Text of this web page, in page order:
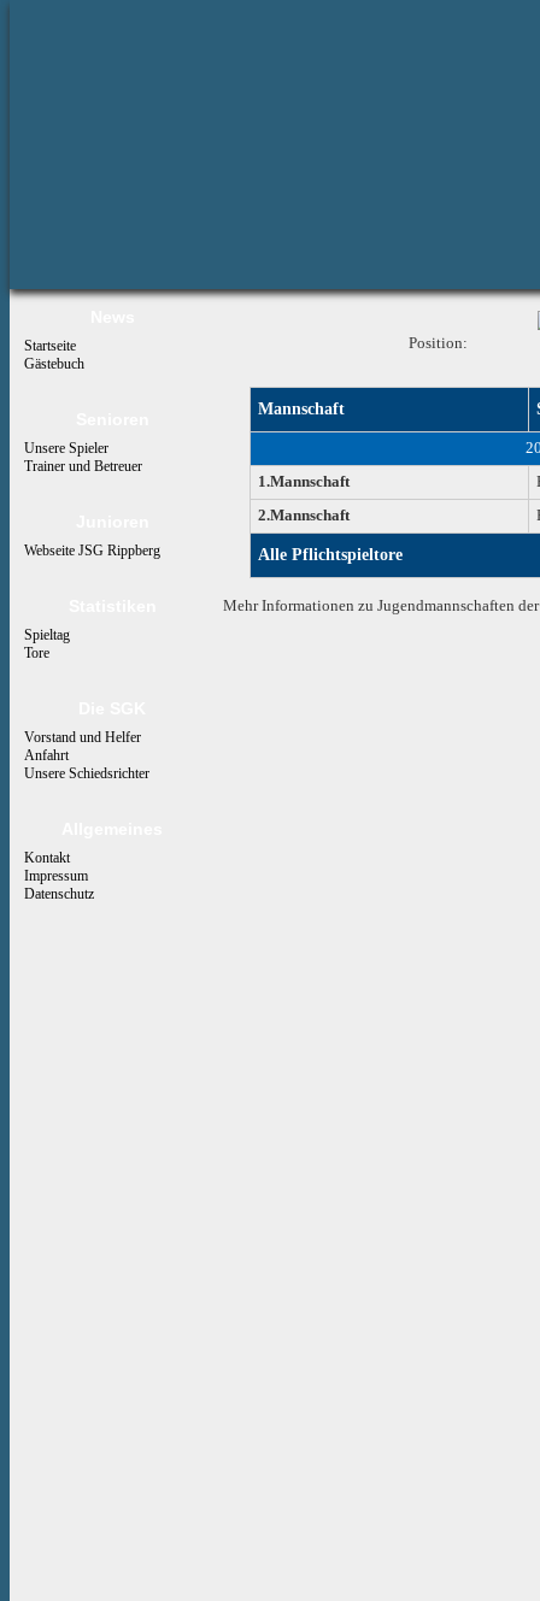
Startseite
Gästebuch
Unsere Spieler
Trainer und Betreuer
Webseite JSG Rippberg
Spieltag
Tore
Vorstand und Helfer
Anfahrt
Unsere Schiedsrichter
Kontakt
Impressum
Datenschutz
Position:
Mannschaft
1.Mannschaft
2.Mannschaft
Alle Pflichtspieltore
Mehr Informationen zu Jugendmannschaften